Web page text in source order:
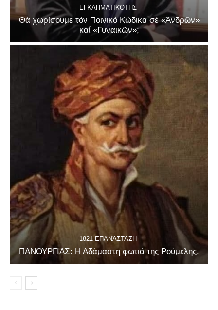
ΕΓΚΛΗΜΑΤΙΚΌΤΗΣ
Θά χωρίσουμε τόν Ποινικό Κώδικα σέ «Ἀνδρῶν»
καί «Γυναικῶν»;
1821-ΕΠΑΝΆΣΤΑΣΗ
ΠΑΝΟΥΡΓΙΑΣ: Η Αδάμαστη φωτιά της Ρούμελης.